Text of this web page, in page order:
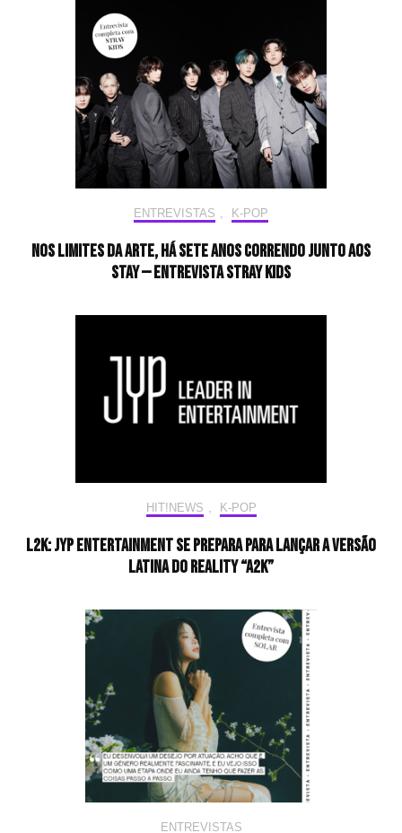
ENTREVISTAS , K-POP
Nos limites da arte, há sete anos correndo junto aos
STAY — Entrevista Stray Kids
HIT!NEWS K-POP
L2K: JYP Entertainment se prepara para lançar a versão
latina do reality “A2K”
ENTREVISTAS